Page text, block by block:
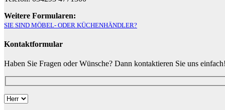
Weitere Formularen:
SIE SIND MÖBEL- ODER KÜCHENHÄNDLER?
Kontaktformular
Haben Sie Fragen oder Wünsche? Dann kontaktieren Sie uns